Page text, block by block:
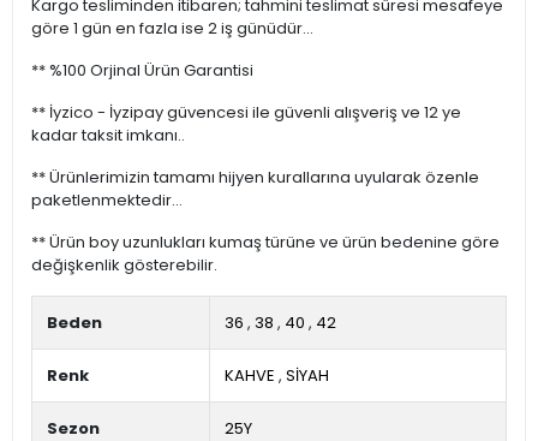
Kargo tesliminden itibaren; tahmini teslimat süresi mesafeye
göre 1 gün en fazla ise 2 iş günüdür...
** %100 Orjinal Ürün Garantisi
** İyzico - İyzipay güvencesi ile güvenli alışveriş ve 12 ye
kadar taksit imkanı..
** Ürünlerimizin tamamı hijyen kurallarına uyularak özenle
paketlenmektedir...
** Ürün boy uzunlukları kumaş türüne ve ürün bedenine göre
değişkenlik gösterebilir.
Beden 36 , 38 , 40 , 42
Renk KAHVE , SİYAH
Sezon 25Y